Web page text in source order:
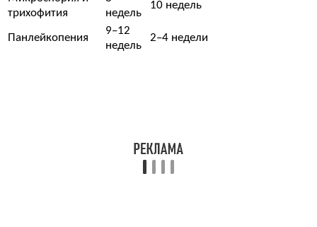
трихофития
недель
10 недель
Панлейкопения
9–12
недель
2–4 недели